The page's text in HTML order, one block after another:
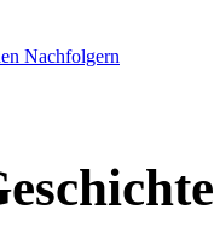
Nachfolgern